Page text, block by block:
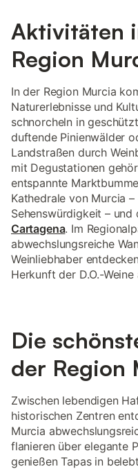
Aktivitäten
Region
In der Region Murcia
Naturerlebnisse und
schnorcheln in
duftende Pinienwälder
Landstraßen durch
mit Degustationen
entspannte
Kathedrale von Murcia
Sehenswürdigkeit – und
Cartagena. Im
abwechslungsreiche
Weinliebhaber
Herkunft der D.O.-
Die
der Region
Zwischen lebendigen
historischen Zentren
Murcia
flanieren über elegante
genießen Tapas in